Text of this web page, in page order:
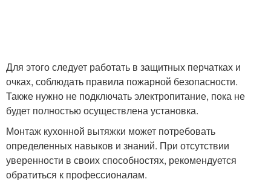
Для этого следует работать в защитных перчатках и
очках, соблюдать правила пожарной безопасности.
Также нужно не подключать электропитание, пока не
будет полностью осуществлена установка.
Монтаж кухонной вытяжки может потребовать
определенных навыков и знаний. При отсутствии
уверенности в своих способностях, рекомендуется
обратиться к профессионалам.